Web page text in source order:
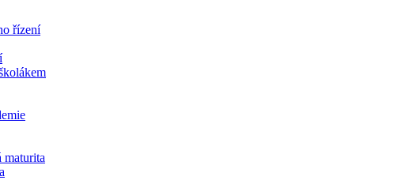
řízení
maturita